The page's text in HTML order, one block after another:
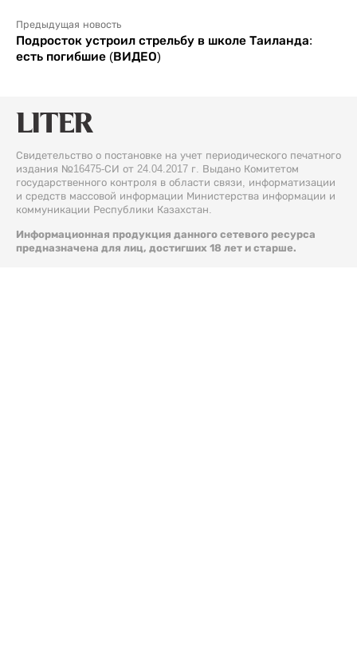
Предыдущая новость
Подросток устроил стрельбу в школе Таиланда:
есть погибшие (ВИДЕО)
Свидетельство о постановке на учет периодического печатного
издания №16475-СИ от 24.04.2017 г. Выдано Комитетом
государственного контроля в области связи, информатизации
и средств массовой информации Министерства информации и
коммуникации Республики Казахстан.
Информационная продукция данного сетевого ресурса
предназначена для лиц, достигших 18 лет и старше.